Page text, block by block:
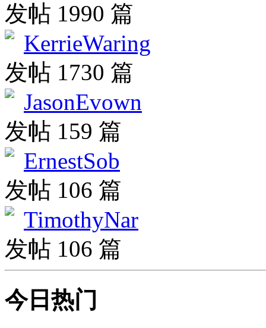
发帖 1990 篇
KerrieWaring
发帖 1730 篇
JasonEvown
发帖 159 篇
ErnestSob
发帖 106 篇
TimothyNar
发帖 106 篇
今日热门